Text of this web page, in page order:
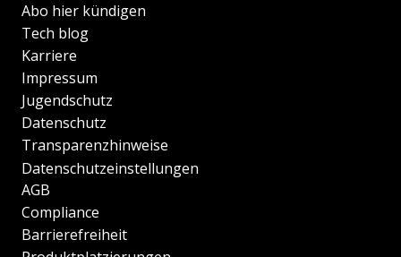
Abo hier kündigen
Tech blog
Karriere
Impressum
Jugendschutz
Datenschutz
Transparenzhinweise
Datenschutzeinstellungen
AGB
Compliance
Barrierefreiheit